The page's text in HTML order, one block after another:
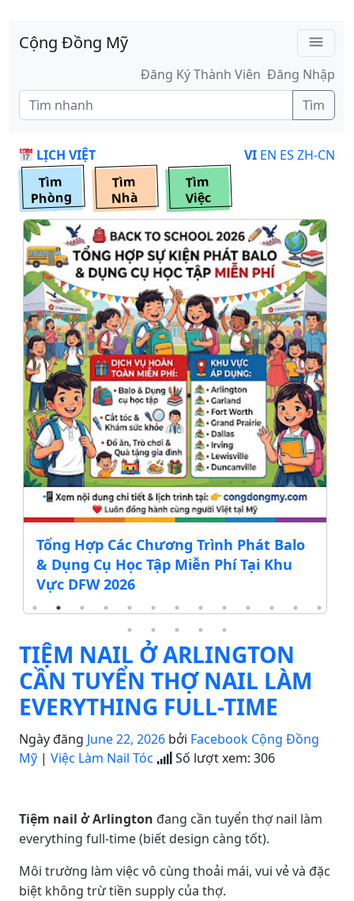
Cộng Đồng Mỹ
menu
Đăng Ký Thành Viên Đăng Nhập
Tìm
LỊCH VIỆT VI EN ES ZH-CN
Tìm
Phòng
Tìm
Nhà
Tìm
Việc
Tổng Hợp Các Chương Trình Phát Balo
& Dụng Cụ Học Tập Miễn Phí Tại Khu
Vực DFW 2026
TIỆM NAIL Ở ARLINGTON
CẦN TUYỂN THỢ NAIL LÀM
EVERYTHING FULL-TIME
Ngày đăng June 22, 2026 bởi Facebook Cộng Đồng
Mỹ | Việc Làm Nail Tóc Số lượt xem: 306
Tiệm nail ở Arlington đang cần tuyển thợ nail làm
everything full-time (biết design càng tốt).
Môi trường làm việc vô cùng thoải mái, vui vẻ và đặc
biệt không trừ tiền supply của thợ.